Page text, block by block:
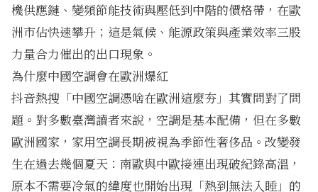
機供應鏈、變頻節能技術與壓低到中階的價格帶，在歐
洲市佔快速攀升；這是氣候、能源政策與產業效率三股
力量合力催出的出口現象。
為什麼中國空調會在歐洲爆紅
抖音熱搜「中國空調憑啥在歐洲這麼夯」其實問對了問
題。對多數臺灣讀者來說，空調是基本配備，但在多數
歐洲國家，家用空調長期被視為季節性奢侈品。改變發
生在過去幾個夏天：南歐與中歐接連出現破紀錄高溫，
原本不需要冷氣的緯度也開始出現「熱到無法入睡」的